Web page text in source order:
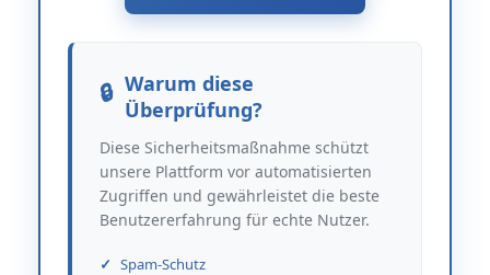
Warum diese
Überprüfung?
Diese Sicherheitsmaßnahme schützt
unsere Plattform vor automatisierten
Zugriffen und gewährleistet die beste
Benutzererfahrung für echte Nutzer.
Spam-Schutz